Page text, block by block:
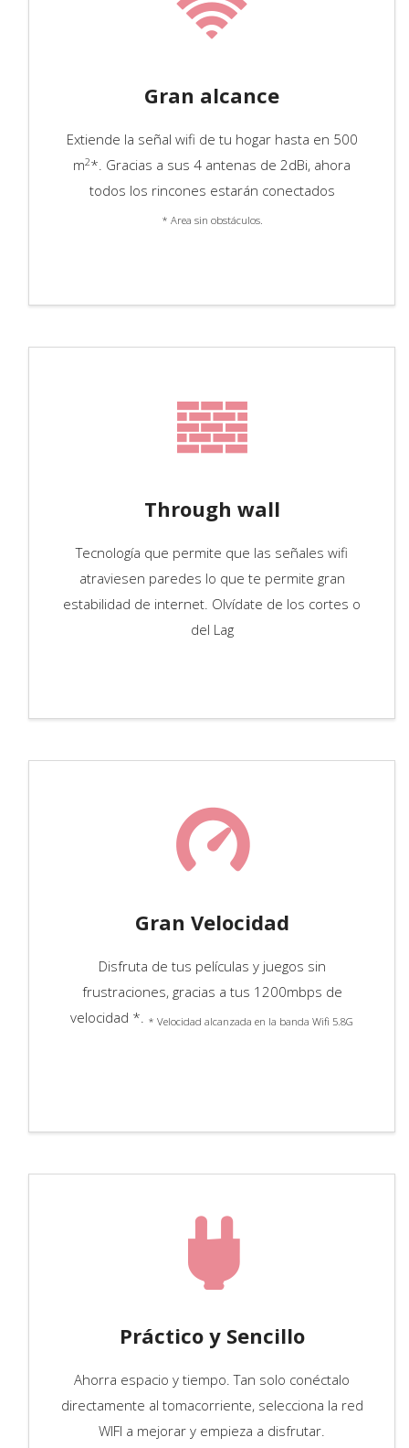
Gran alcance
Extiende la señal wifi de tu hogar hasta en 500
m2*. Gracias a sus 4 antenas de 2dBi, ahora
todos los rincones estarán conectados
* Area sin obstáculos.
Through wall
Tecnología que permite que las señales wifi
atraviesen paredes lo que te permite gran
estabilidad de internet. Olvídate de los cortes o
del Lag
Gran Velocidad
Disfruta de tus películas y juegos sin
frustraciones, gracias a tus 1200mbps de
velocidad *. * Velocidad alcanzada en la banda Wifi 5.8G
Práctico y Sencillo
Ahorra espacio y tiempo. Tan solo conéctalo
directamente al tomacorriente, selecciona la red
WIFI a mejorar y empieza a disfrutar.